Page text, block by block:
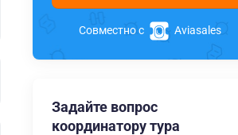
Совместно с Aviasales
Задайте вопрос
координатору тура